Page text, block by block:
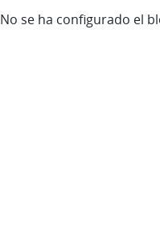
No se ha configurado el